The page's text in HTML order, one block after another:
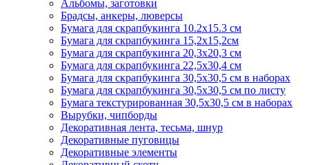
Альбомы, заготовки
Брадсы, анкеры, люверсы
Бумага для скрапбукинга 10.2х15.3 см
Бумага для скрапбукинга 15,2х15,2см
Бумага для скрапбукинга 20,3х20,3 см
Бумага для скрапбукинга 22,5х30,4 см
Бумага для скрапбукинга 30,5х30,5 см в наборах
Бумага для скрапбукинга 30,5х30,5 см по листу
Бумага текстурированная 30,5х30,5 см в наборах
Вырубки, чипборды
Декоративная лента, тесьма, шнур
Декоративные пуговицы
Декоративные элементы